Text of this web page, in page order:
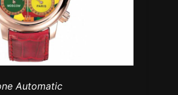
Automatic